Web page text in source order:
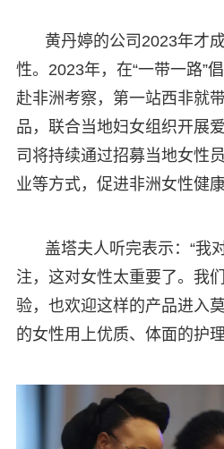
黄丹婷的公司2023年才
性。2023年，在“一带一路”
赴非洲考察，第一站西非就
品，联合当地妇女组织开展
司将持续通过招募当地女性
业等方式，促进非洲女性健康
盖塔夫人听完表示：“我
注，这对女性太重要了。我
验，也欢迎这样的产品进入
的女性用上优质、体面的护